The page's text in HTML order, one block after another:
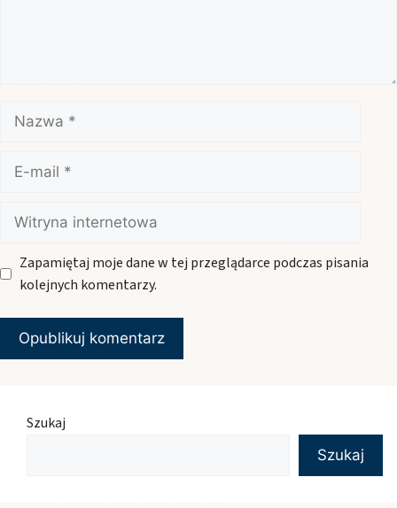
Nazwa
mail
Witryna
internetowa
Zapamiętaj moje dane w tej przeglądarce podczas pisania
kolejnych komentarzy.
Szukaj
Szukaj